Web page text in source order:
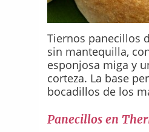
Tiernos panecillos
sin mantequilla,
esponjosa miga y
corteza. La base
bocadillos de los
Panecillos en